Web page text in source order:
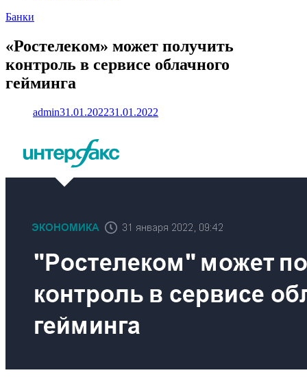
Банки
«Ростелеком» может получить
контроль в сервисе облачного
гейминга
admin31.01.202231.01.2022